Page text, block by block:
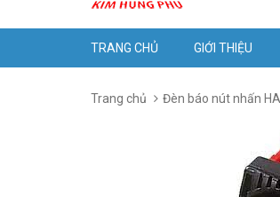
TRANG CHỦ GIỚI THIỆU
Trang chủ Đèn báo nút nhấn